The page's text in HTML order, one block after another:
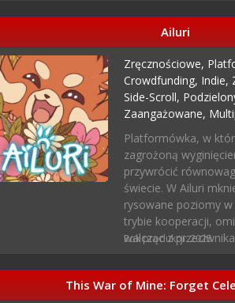
Ailuri
Zręcznościowe,
Crowdfunding, Indie,
Side-Scroll,
Zaangażowane,
Platformówka, w
zagrożoną
przywrócić
świecie. W Ailuri
rysowane poziomy
trybie kooperacji,
walcząc z
Rok produkcji: 2025
This War of Mine: Forget